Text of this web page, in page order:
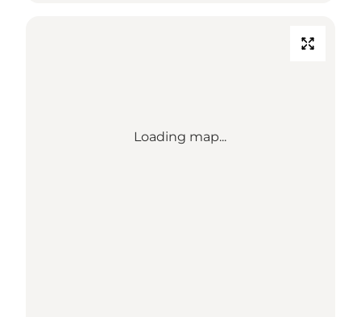
Loading map...